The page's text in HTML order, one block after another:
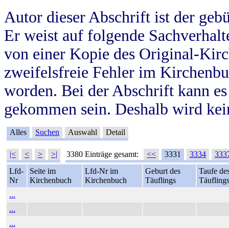
Autor dieser Abschrift ist der
Er weist auf folgende
von einer Kopie des Original-
zweifelsfreie Fehler im
worden. Bei der Abschrift kann
gekommen sein. Deshalb wird
Alles Suchen Auswahl Detail
|< < > >| 3380 Einträge gesamt: << 3331 3334
Lfd-
Nr
Seite im
Kirchenbuch
Lfd-Nr im
Kirchenbuch
Geburt des
Täuflings
Taufe
Täuflings
...
...
...